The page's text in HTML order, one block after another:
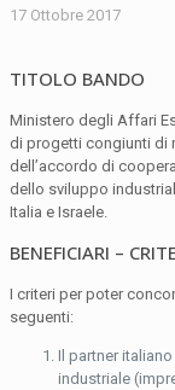
17 Ottobre 2017
TITOLO BANDO
Ministero degli Affari
di progetti congiunti di
dell’accordo di
dello sviluppo
Italia e Israele.
BENEFICIARI –
I criteri per poter
seguenti:
Il partner
industriale